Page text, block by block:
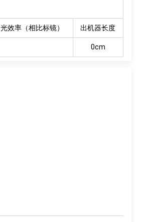
光效率（相比标镜） 出机器长度
0cm